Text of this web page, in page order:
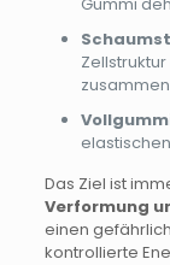
Das Ziel ist
Verformung
einen
kontrollierte